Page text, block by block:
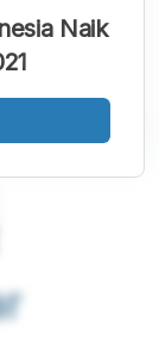
Naik